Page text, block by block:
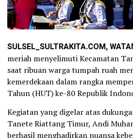
SULSEL_SULTRAKITA.COM,
meriah menyelimuti Kecamatan
saat ribuan warga tumpah ruah
kemerdekaan dalam rangka
Tahun (HUT) ke-80 Republik
Kegiatan yang digelar atas
Tanete Riattang Timur, Andi
berhasil menghadirkan nuansa